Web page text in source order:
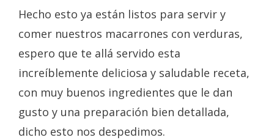
Hecho esto ya están listos para servir y
comer nuestros macarrones con verduras,
espero que te allá servido esta
increíblemente deliciosa y saludable receta,
con muy buenos ingredientes que le dan
gusto y una preparación bien detallada,
dicho esto nos despedimos.